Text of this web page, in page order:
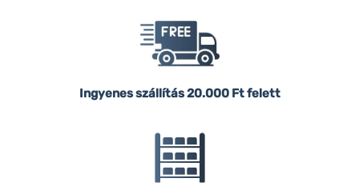
Ingyenes szállítás20.000 Ft felett